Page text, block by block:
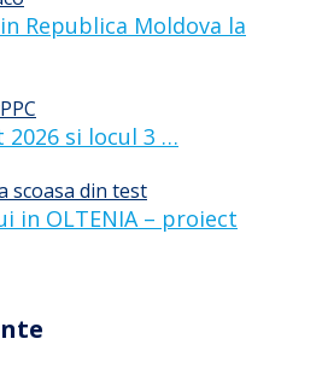
Republica Moldova la
2026 si locul 3 …
in OLTENIA – proiect